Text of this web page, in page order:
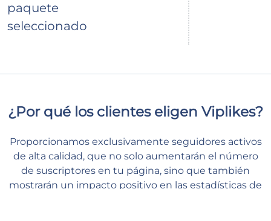
paquete
seleccionado
¿Por qué los clientes eligen Viplikes?
Proporcionamos exclusivamente seguidores activos
de alta calidad, que no solo aumentarán el número
de suscriptores en tu página, sino que también
mostrarán un impacto positivo en las estadísticas de